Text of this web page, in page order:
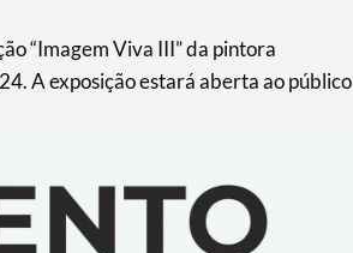
“Imagem Viva III” da pintora
A exposição estará aberta ao público